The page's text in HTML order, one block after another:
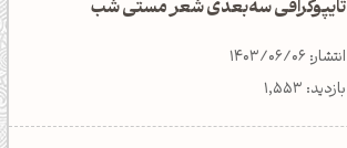
تایپوگرافی سه‌بعدی شعر مستی شب
انتشار: 1403/06/06
بازدید: 1,553